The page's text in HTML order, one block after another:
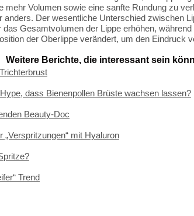
mehr Volumen sowie eine sanfte Rundung zu
anders. Der wesentliche Unterschied zwischen
das Gesamtvolumen der Lippe erhöhen,
der Oberlippe verändert, um den Eindruck
Weitere Berichte, die interessant sein
dass Bienenpollen Brüste wachsen lassen?
Beauty-Doc
mit Hyaluron
Trend